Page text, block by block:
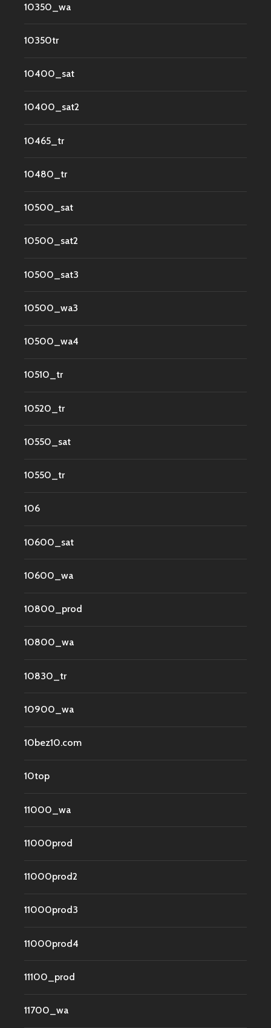
10350_wa
10350tr
10400_sat
10400_sat2
10465_tr
10480_tr
10500_sat
10500_sat2
10500_sat3
10500_wa3
10500_wa4
10510_tr
10520_tr
10550_sat
10550_tr
106
10600_sat
10600_wa
10800_prod
10800_wa
10830_tr
10900_wa
10bez10.com
10top
11000_wa
11000prod
11000prod2
11000prod3
11000prod4
11100_prod
11700_wa